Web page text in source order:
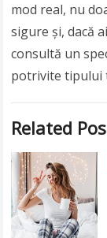
mod real, nu
sigure și, dacă
consultă un
potrivite tipului
Related